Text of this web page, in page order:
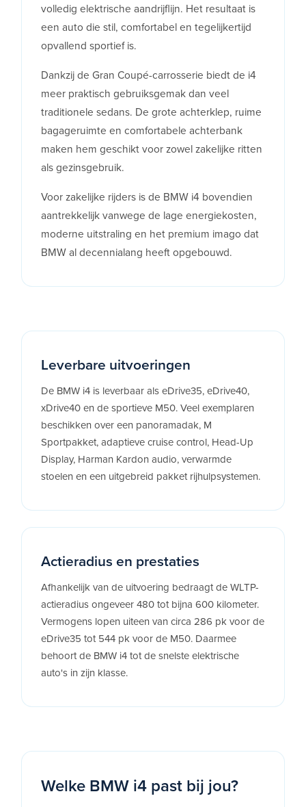
volledig elektrische aandrijflijn. Het resultaat is
een auto die stil, comfortabel en tegelijkertijd
opvallend sportief is.
Dankzij de Gran Coupé-carrosserie biedt de i4
meer praktisch gebruiksgemak dan veel
traditionele sedans. De grote achterklep, ruime
bagageruimte en comfortabele achterbank
maken hem geschikt voor zowel zakelijke ritten
als gezinsgebruik.
Voor zakelijke rijders is de BMW i4 bovendien
aantrekkelijk vanwege de lage energiekosten,
moderne uitstraling en het premium imago dat
BMW al decennialang heeft opgebouwd.
Leverbare uitvoeringen
De BMW i4 is leverbaar als eDrive35, eDrive40,
xDrive40 en de sportieve M50. Veel exemplaren
beschikken over een panoramadak, M
Sportpakket, adaptieve cruise control, Head-Up
Display, Harman Kardon audio, verwarmde
stoelen en een uitgebreid pakket rijhulpsystemen.
Actieradius en prestaties
Afhankelijk van de uitvoering bedraagt de WLTP-
actieradius ongeveer 480 tot bijna 600 kilometer.
Vermogens lopen uiteen van circa 286 pk voor de
eDrive35 tot 544 pk voor de M50. Daarmee
behoort de BMW i4 tot de snelste elektrische
auto's in zijn klasse.
Welke BMW i4 past bij jou?